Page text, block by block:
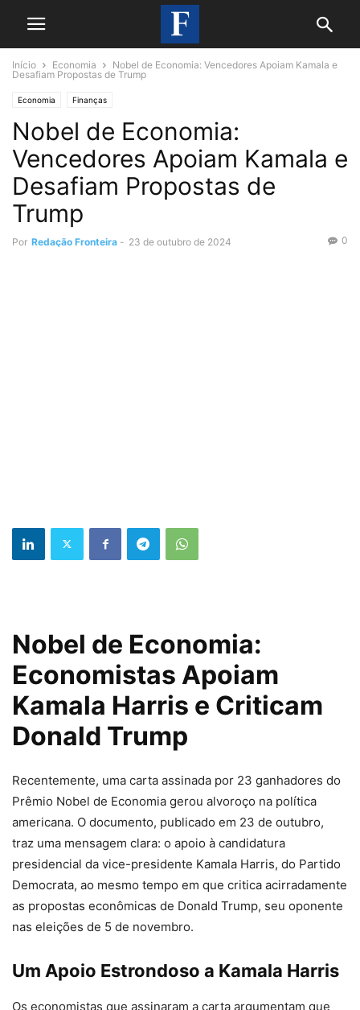
Início Economia
Nobel de Economia: Vencedores Apoiam Kamala e
Desafiam Propostas de Trump
Economia Finanças
Nobel de Economia:
Vencedores Apoiam Kamala e
Desafiam Propostas de
Trump
Por Redação Fronteira - 23 de outubro de 2024 0
Nobel de Economia:
Economistas Apoiam
Kamala Harris e Criticam
Donald Trump
Recentemente, uma carta assinada por 23 ganhadores do
Prêmio Nobel de Economia gerou alvoroço na política
americana. O documento, publicado em 23 de outubro,
traz uma mensagem clara: o apoio à candidatura
presidencial da vice-presidente Kamala Harris, do Partido
Democrata, ao mesmo tempo em que critica acirradamente
as propostas econômicas de Donald Trump, seu oponente
nas eleições de 5 de novembro.
Um Apoio Estrondoso a Kamala Harris
Os economistas que assinaram a carta argumentam que